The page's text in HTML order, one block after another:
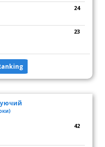
24
23
42